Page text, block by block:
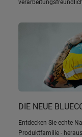
DIE NEUE
Entdecken Sie echte
Produktfamilie -